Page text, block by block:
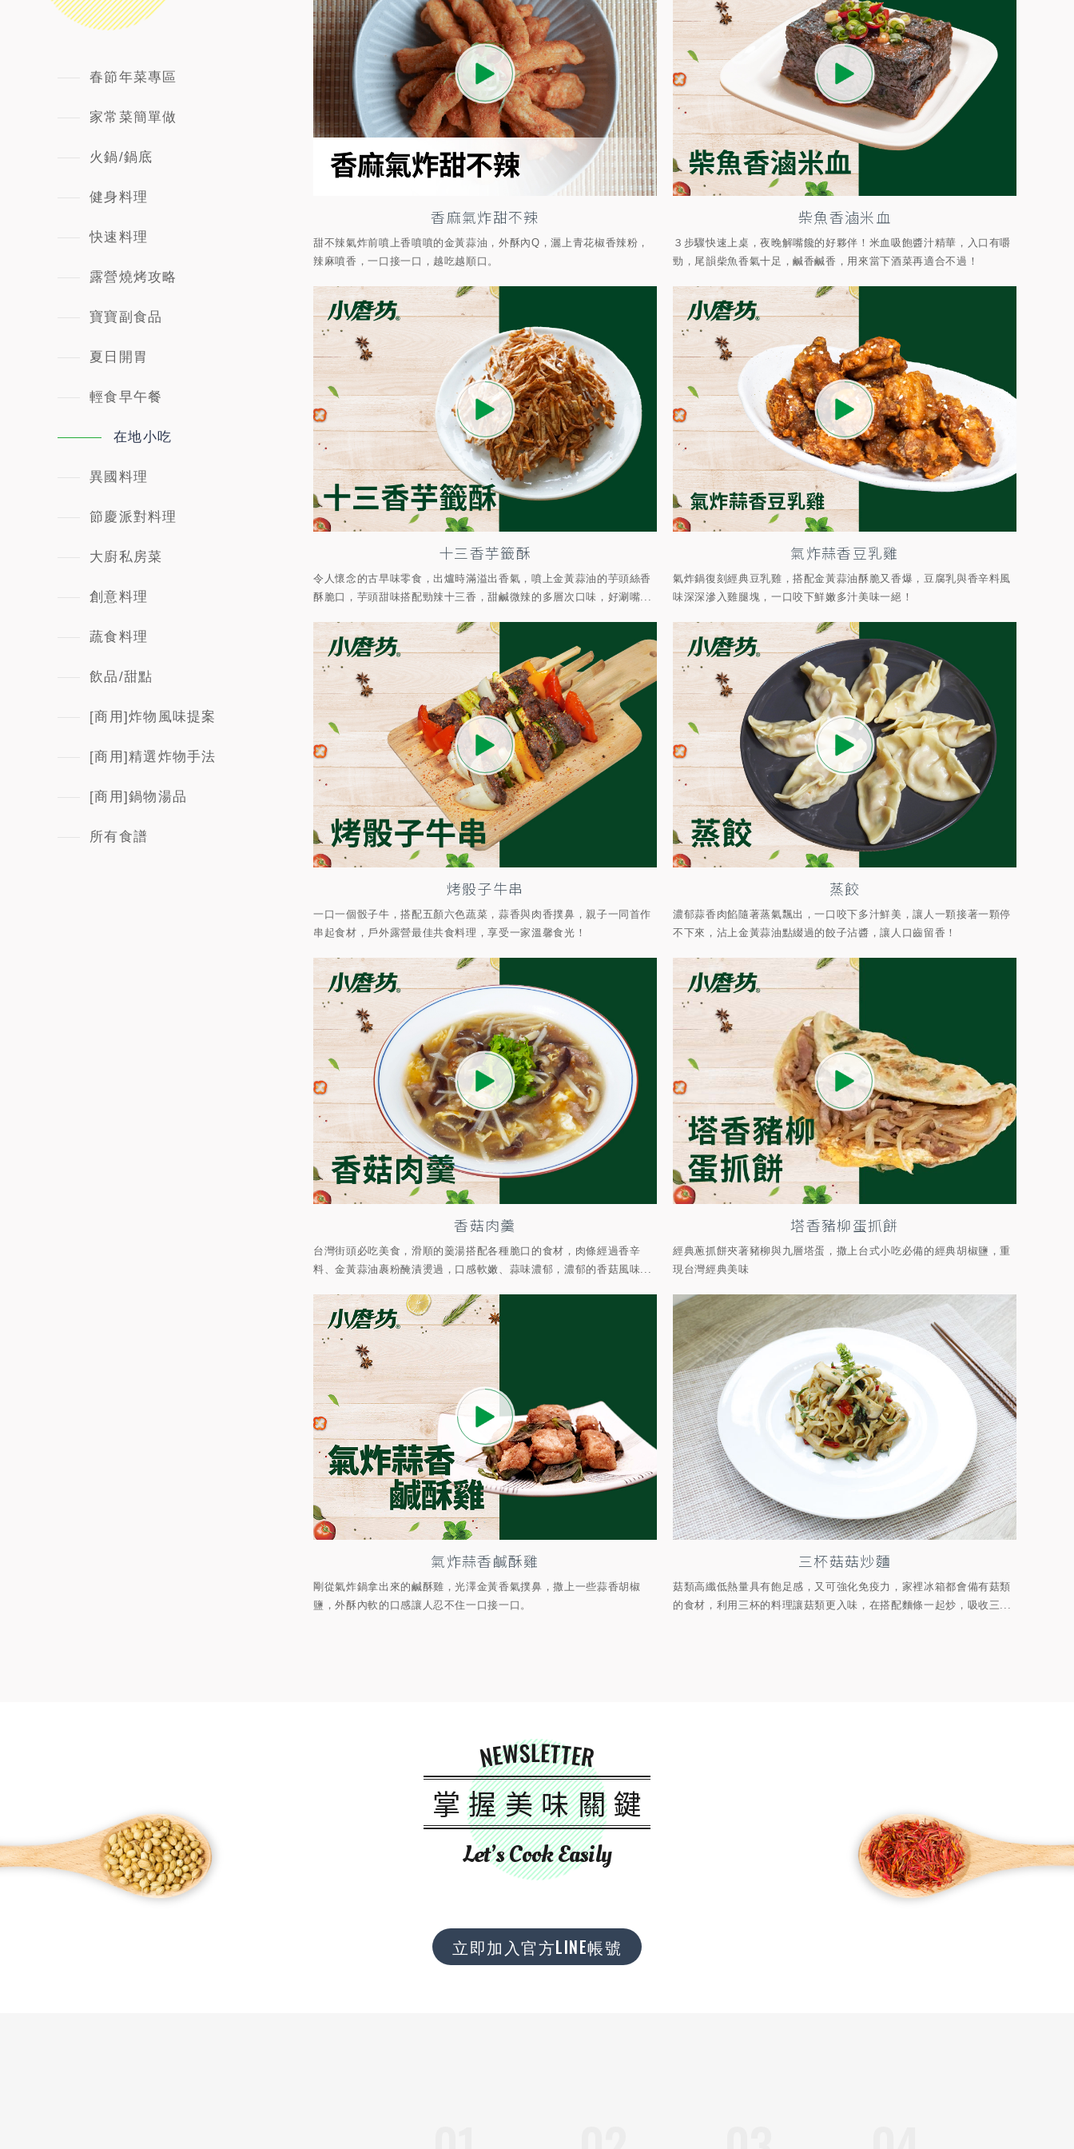
春節年菜專區
家常菜簡單做
火鍋/鍋底
健身料理
快速料理
露營燒烤攻略
寶寶副食品
夏日開胃
輕食早午餐
在地小吃
異國料理
節慶派對料理
大廚私房菜
創意料理
蔬食料理
飲品/甜點
[商用]炸物風味提案
[商用]精選炸物手法
[商用]鍋物湯品
所有食譜
香麻氣炸甜不辣
甜不辣氣炸前噴上香噴噴的金黃蒜油，外酥內Q，灑上青花椒香辣粉，
辣麻噴香，一口接一口，越吃越順口。
柴魚香滷米血
３步驟快速上桌，夜晚解嘴饞的好夥伴！米血吸飽醬汁精華，入口有嚼
勁，尾韻柴魚香氣十足，鹹香鹹香，用來當下酒菜再適合不過！
十三香芋籤酥
令人懷念的古早味零食，出爐時滿溢出香氣，噴上金黃蒜油的芋頭絲香
酥脆口，芋頭甜味搭配勁辣十三香，甜鹹微辣的多層次口味，好涮嘴...
氣炸蒜香豆乳雞
氣炸鍋復刻經典豆乳雞，搭配金黃蒜油酥脆又香爆，豆腐乳與香辛料風
味深深滲入雞腿塊，一口咬下鮮嫩多汁美味一絕！
烤骰子牛串
一口一個骰子牛，搭配五顏六色蔬菜，蒜香與肉香撲鼻，親子一同首作
串起食材，戶外露營最佳共食料理，享受一家溫馨食光！
蒸餃
濃郁蒜香肉餡隨著蒸氣飄出，一口咬下多汁鮮美，讓人一顆接著一顆停
不下來，沾上金黃蒜油點綴過的餃子沾醬，讓人口齒留香！
香菇肉羹
台灣街頭必吃美食，滑順的羹湯搭配各種脆口的食材，肉條經過香辛
料、金黃蒜油裹粉醃漬燙過，口感軟嫩、蒜味濃郁，濃郁的香菇風味...
塔香豬柳蛋抓餅
經典蔥抓餅夾著豬柳與九層塔蛋，撒上台式小吃必備的經典胡椒鹽，重
現台灣經典美味
氣炸蒜香鹹酥雞
剛從氣炸鍋拿出來的鹹酥雞，光澤金黃香氣撲鼻，撒上一些蒜香胡椒
鹽，外酥內軟的口感讓人忍不住一口接一口。
三杯菇菇炒麵
菇類高纖低熱量具有飽足感，又可強化免疫力，家裡冰箱都會備有菇類
的食材，利用三杯的料理讓菇類更入味，在搭配麵條一起炒，吸收三...
NEWSLETTER
掌握美味關鍵
Let’s Cook Easily
立即加入官方LINE帳號